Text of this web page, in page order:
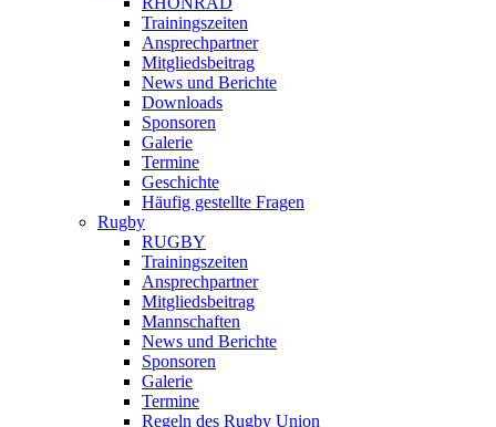
Trainingszeiten
Ansprechpartner
Mitgliedsbeitrag
News und Berichte
Downloads
Sponsoren
Galerie
Termine
Geschichte
Häufig gestellte Fragen
Rugby
RUGBY
Trainingszeiten
Ansprechpartner
Mitgliedsbeitrag
Mannschaften
News und Berichte
Sponsoren
Galerie
Termine
Regeln des Rugby Union